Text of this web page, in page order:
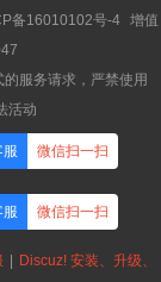
备16010102号-4 增值
服务请求，严禁使用
活动
服 微信扫一扫
服 微信扫一扫
Discuz! 安装、升级、